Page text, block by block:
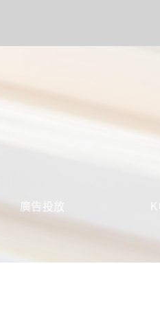
廣告投放